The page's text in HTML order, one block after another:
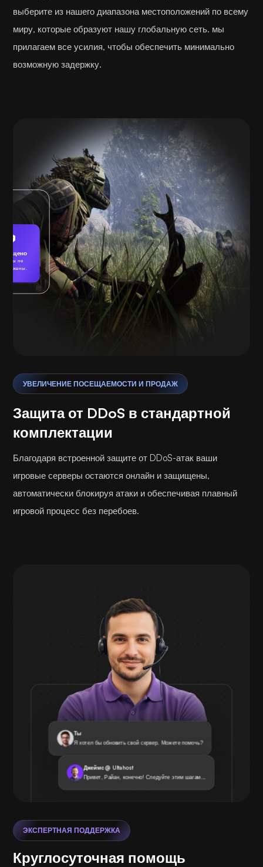
выберите из нашего диапазона местоположений по всему
миру, которые образуют нашу глобальную сеть. мы
прилагаем все усилия, чтобы обеспечить минимально
возможную задержку.
УВЕЛИЧЕНИЕ ПОСЕЩАЕМОСТИ И ПРОДАЖ
Защита от DDoS в стандартной
комплектации
Благодаря встроенной защите от DDoS-атак ваши
игровые серверы остаются онлайн и защищены,
автоматически блокируя атаки и обеспечивая плавный
игровой процесс без перебоев.
Угрозы не
Ты
Я хотел бы обновить свой сервер. Можете помочь?
Джеймс @ Ultahost
Привет, Райан, конечно! Следуйте этим шагам...
ЭКСПЕРТНАЯ ПОДДЕРЖКА
Круглосуточная помощь